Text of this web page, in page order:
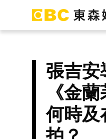
張吉安
《金
何時及